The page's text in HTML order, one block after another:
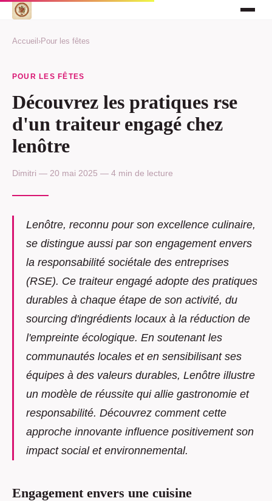
Accueil ›Pour les fêtes
POUR LES FÊTES
Découvrez les pratiques rse
d'un traiteur engagé chez
lenôtre
Dimitri — 20 mai 2025 — 4 min de lecture
Lenôtre, reconnu pour son excellence culinaire,
se distingue aussi par son engagement envers
la responsabilité sociétale des entreprises
(RSE). Ce traiteur engagé adopte des pratiques
durables à chaque étape de son activité, du
sourcing d'ingrédients locaux à la réduction de
l'empreinte écologique. En soutenant les
communautés locales et en sensibilisant ses
équipes à des valeurs durables, Lenôtre illustre
un modèle de réussite qui allie gastronomie et
responsabilité. Découvrez comment cette
approche innovante influence positivement son
impact social et environnemental.
Engagement envers une cuisine